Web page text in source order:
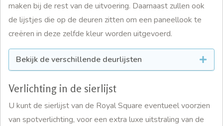
maken bij de rest van de uitvoering. Daarnaast zullen ook
de lijstjes die op de deuren zitten om een paneellook te
creëren in deze zelfde kleur worden uitgevoerd.
Bekijk de verschillende deurlijsten
Verlichting in de sierlijst
U kunt de sierlijst van de Royal Square eventueel voorzien
van spotverlichting, voor een extra luxe uitstraling van de